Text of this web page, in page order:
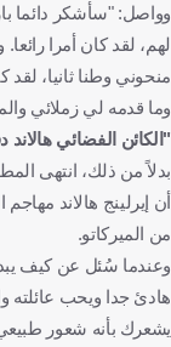
وواصل: "سأشكر دائما
لهم، لقد كان أمرا
منحوني وطنا ثانيا،
وما قدمه لي زملائي
"الكائن الفضائي
بدلاً من ذلك، انتهى
أن إيرلينج هالاند مهاجم
من الميركاتو.
وعندما سُئل عن كيف
هادئ جدا ويحب عائلته
يشعرك بأنه شعور